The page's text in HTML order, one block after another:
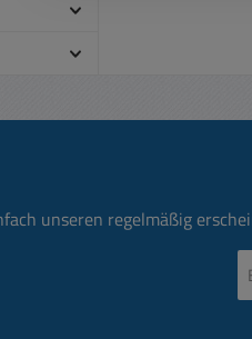
unseren regelmäßig